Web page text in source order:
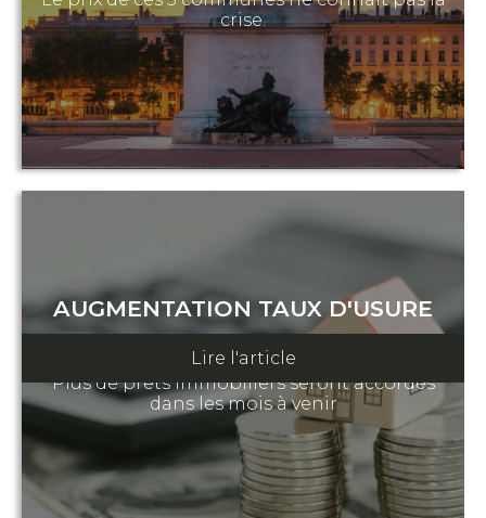
crise.
AUGMENTATION TAUX D'USURE
29 janvier 2023
Plus de prêts immobiliers seront accordés
dans les mois à venir
Lire l'article